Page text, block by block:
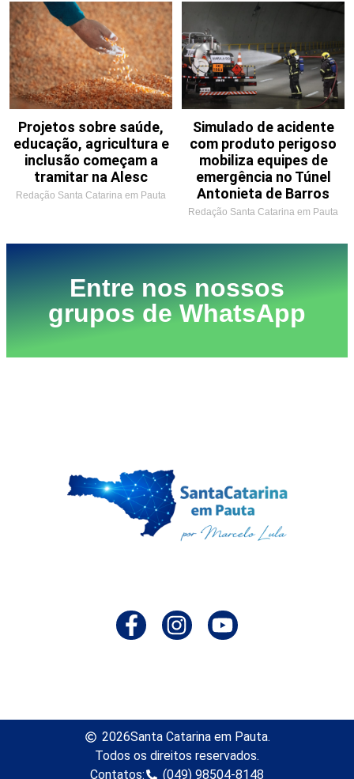
Projetos sobre saúde,
educação, agricultura e
inclusão começam a
tramitar na Alesc
Redação Santa Catarina em Pauta
Simulado de acidente
com produto perigoso
mobiliza equipes de
emergência no Túnel
Antonieta de Barros
Redação Santa Catarina em Pauta
Entre nos nossos
grupos de WhatsApp
2026Santa Catarina em Pauta.
Todos os direitos reservados.
Contatos:
(049) 98504-8148